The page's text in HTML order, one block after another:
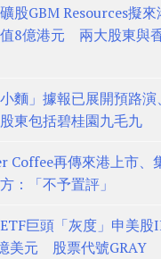
股GBM Resources擬
8億港元 兩大股東與
小麵」據報已展開預路
東包括碧桂園九毛九
Coffee再傳來港上市、
：「不予置評」
巨頭「灰度」申美股
美元 股票代號GRAY